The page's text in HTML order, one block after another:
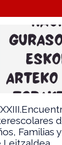
Familias